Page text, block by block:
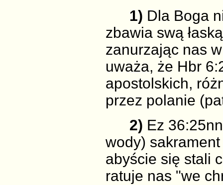
1) Dla Boga
zbawia swą
zanurzając nas
uważa, że Hbr
apostolskich,
przez polanie
2) Ez
wody)
abyście się stali
ratuje nas "we